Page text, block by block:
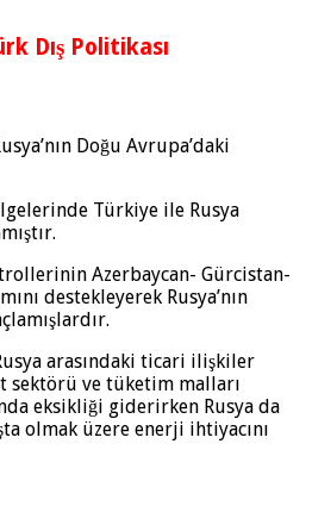
Dış Politikası
Doğu Avrupa’daki
Türkiye ile Rusya
Azerbaycan- Gürcistan-
destekleyerek Rusya’nın
arasındaki ticari ilişki­ler
sektörü ve tüketim malları
eksikliği giderirken Rusya da
olmak üzere enerji ihtiyacını